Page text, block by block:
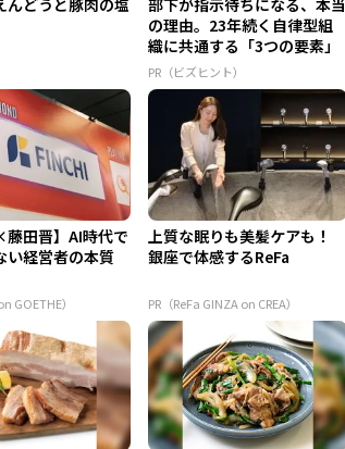
の理由。23年続く自律型組
織に共通する「3つの要素」
PR（ビズヒント）
藤田晋】AI時代で
い経営者の本質
GOETHE）
上質な眠りも美髪ケアも！
銀座で体感するReFa
PR（ReFa GINZA on CREA）